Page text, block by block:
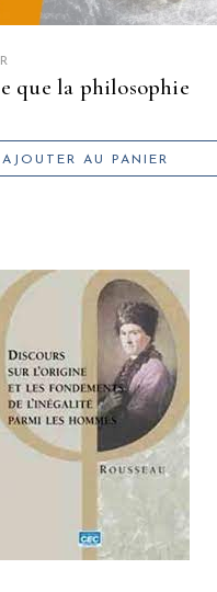
que la philosophie
AJOUTER AU PANIER